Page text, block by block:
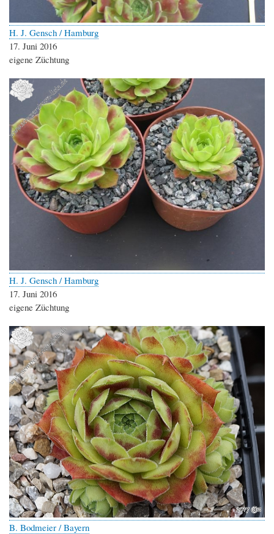
H. J. Gensch / Hamburg
17. Juni 2016
eigene Züchtung
H. J. Gensch / Hamburg
17. Juni 2016
eigene Züchtung
B. Bodmeier / Bayern